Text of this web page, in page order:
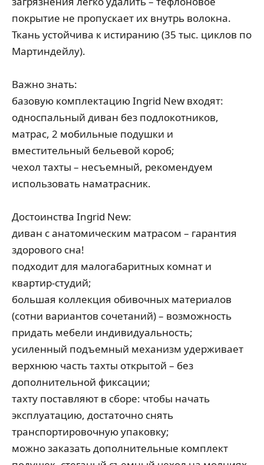
покрытие не пропускает их внутрь волокна.
Ткань устойчива к истиранию (35 тыс. циклов по
Мартиндейлу).
Важно знать:
базовую комплектацию Ingrid New входят:
односпальный диван без подлокотников,
матрас, 2 мобильные подушки и
вместительный бельевой короб;
чехол тахты – несъемный, рекомендуем
использовать наматрасник.
Достоинства Ingrid New:
диван с анатомическим матрасом – гарантия
здорового сна!
подходит для малогабаритных комнат и
квартир-студий;
большая коллекция обивочных материалов
(сотни вариантов сочетаний) – возможность
придать мебели индивидуальность;
усиленный подъемный механизм удерживает
верхнюю часть тахты открытой – без
дополнительной фиксации;
тахту поставляют в сборе: чтобы начать
эксплуатацию, достаточно снять
транспортировочную упаковку;
можно заказать дополнительные комплект